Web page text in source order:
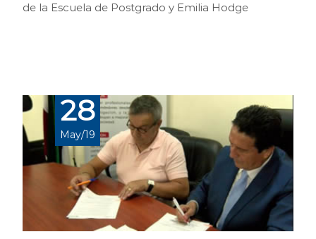
de la Escuela de Postgrado y Emilia Hodge
28
May/19